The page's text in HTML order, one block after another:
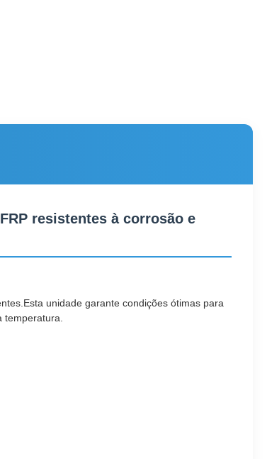
resistentes à corrosão e
unidade garante condições ótimas para